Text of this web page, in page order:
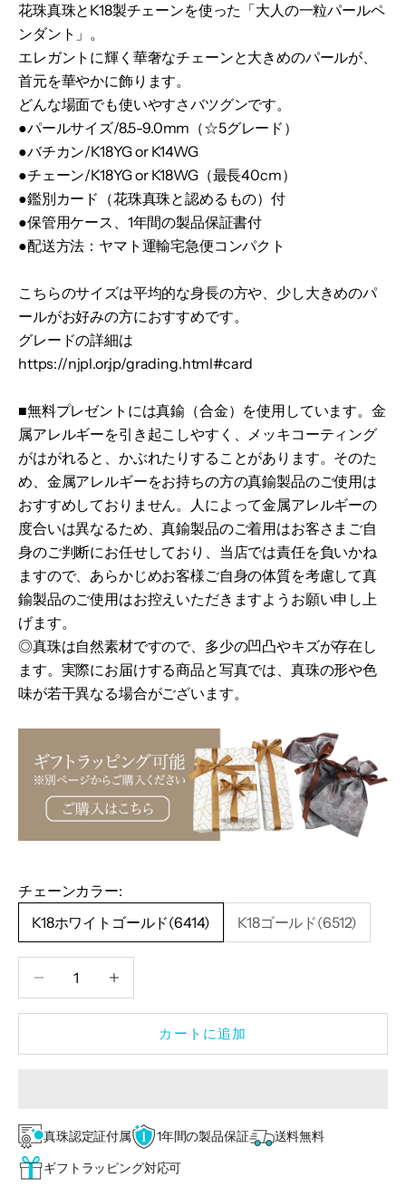
花珠真珠とK18製チェーンを使った「大人の一粒パールペ
ンダント」。
エレガントに輝く華奢なチェーンと大きめのパールが、
首元を華やかに飾ります。
どんな場面でも使いやすさバツグンです。
●パールサイズ/8.5-9.0mm（☆5グレード）
●バチカン/K18YG or K14WG
●チェーン/K18YG or K18WG（最長40cm）
●鑑別カード（花珠真珠と認めるもの）付
●保管用ケース、1年間の製品保証書付
●配送方法：ヤマト運輸宅急便コンパクト
こちらのサイズは平均的な身長の方や、少し大きめのパ
ールがお好みの方におすすめです。
グレードの詳細は
https://njpl.or.jp/grading.html#card
■無料プレゼントには真鍮（合金）を使用しています。金
属アレルギーを引き起こしやすく、メッキコーティング
がはがれると、かぶれたりすることがあります。そのた
め、金属アレルギーをお持ちの方の真鍮製品のご使用は
おすすめしておりません。人によって金属アレルギーの
度合いは異なるため、真鍮製品のご着用はお客さまご自
身のご判断にお任せしており、当店では責任を負いかね
ますので、あらかじめお客様ご自身の体質を考慮して真
鍮製品のご使用はお控えいただきますようお願い申し上
げます。
◎真珠は自然素材ですので、多少の凹凸やキズが存在し
ます。 実際にお届けする商品と写真では、真珠の形や色
味が若干異なる場合がございます。
チェーンカラー:
K18ホワイトゴールド(6414)
K18ゴールド(6512)
数量を減らす 数量を減らす
カートに追加
真珠認定証付属 1年間の製品保証
送料無料
ギフトラッピング対応可